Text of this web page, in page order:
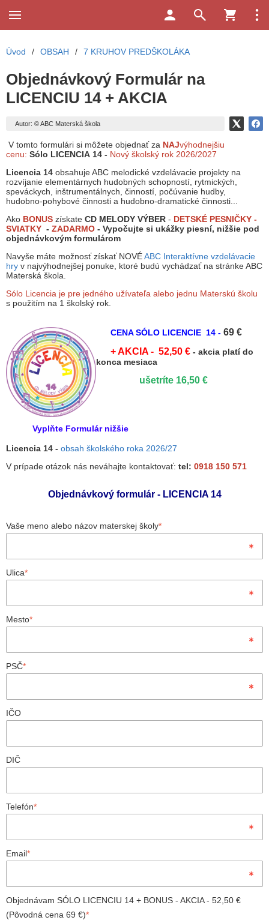
Úvod / OBSAH / 7 KRUHOV PREDŠKOLÁKA
Objednávkový Formulár na
LICENCIU 14 + AKCIA
Autor: © ABC Materská škola
V tomto formulári si môžete objednať za NAJvýhodnejšiu
cenu: Sólo LICENCIA 14 - Nový školský rok 2026/2027
Licencia 14 obsahuje ABC melodické vzdelávacie projekty na
rozvíjanie elementárnych hudobných schopností, rytmických,
speváckych, inštrumentálnych, činností, počúvanie hudby,
hudobno-pohybové činnosti a hudobno-dramatické činnosti...
Ako BONUS získate CD MELODY VÝBER - DETSKÉ PESNIČKY -
SVIATKY - ZADARMO - Vypočujte si ukážky piesní, nižšie pod
objednávkovým formulárom
Navyše máte možnosť získať NOVÉABC Interaktívne vzdelávacie
hry v najvýhodnejšej ponuke, ktoré budú vychádzať na stránke ABC
Materská škola.
Sólo Licencia je pre jedného užívateľa alebo jednu Materskú školu
s použitím na 1 školský rok.
CENA SÓLO LICENCIE 14 - 69 €
+AKCIA - 52,50 € - akcia platí do
konca mesiaca
ušetríte 16,50 €
Vyplňte Formulár nižšie
Licencia 14 - obsah školského roka 2026/27
V prípade otázok nás neváhajte kontaktovať: tel: 0918 150 571
Objednávkový formulár - LICENCIA 14
Vaše meno alebo názov materskej školy*
Ulica*
Mesto*
PSČ*
IČO
DIČ
Telefón*
Email*
Objednávam SÓLO LICENCIU 14 + BONUS - AKCIA - 52,50 €
(Pôvodná cena 69 €)*